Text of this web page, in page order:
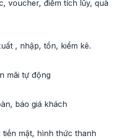
voucher, điểm tích lũy, quà
, nhập, tồn, kiểm kê.
mãi tự động
báo giá khách
mặt, hình thức thanh